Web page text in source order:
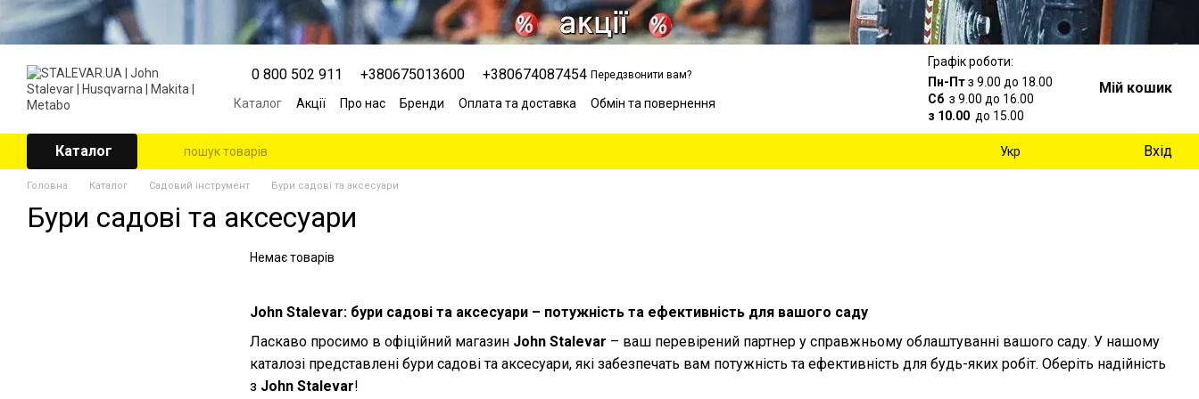
Перейти к основному контенту
0 800 502 911 +380675013600 +380674087454 Передзвонити вам?
Каталог Акції Про нас Бренди Оплата та доставка
Обмін та повернення
Графік роботи:
Пн-Птз 9.00 до 18.00
Сб з 9.00 до 16.00
з 10.00 до 15.00
Мій кошик
Каталог Укр Вхід
Головна Каталог Садовий інструмент Бури садові та аксесуари
Бури садові та аксесуари
John Stalevar: бури садові та аксесуари – потужність та ефективність для вашого саду
Ласкаво просимо в офіційний магазин John Stalevar – ваш перевірений партнер у справжньому облаштуванні вашого саду. У нашому
каталозі представлені бури садові та аксесуари, які забезпечать вам потужність та ефективність для будь-яких робіт. Оберіть надійність
з John Stalevar!
Немає товарів